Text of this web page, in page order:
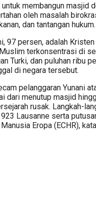
membangun masjid
oleh masalah
dan tantangan hukum.
97 persen, adalah
terkonsentrasi di
Turki, dan puluhan ribu
di negara tersebut.
pelanggaran Yunani
dari menutup masjid
rusak. Langkah-
Lausanne serta
Eropa (ECHR),